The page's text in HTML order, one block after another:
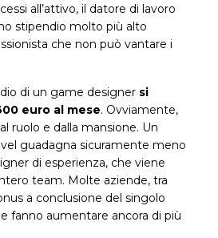
all’attivo, il datore di lavoro
stipendio molto più alto
che non può vantare i
di un game designer si
euro al mese. Ovviamente,
ruolo e dalla mansione. Un
guadagna sicuramente meno
di esperienza, che viene
team. Molte aziende, tra
a conclusione del singolo
fanno aumentare ancora di più